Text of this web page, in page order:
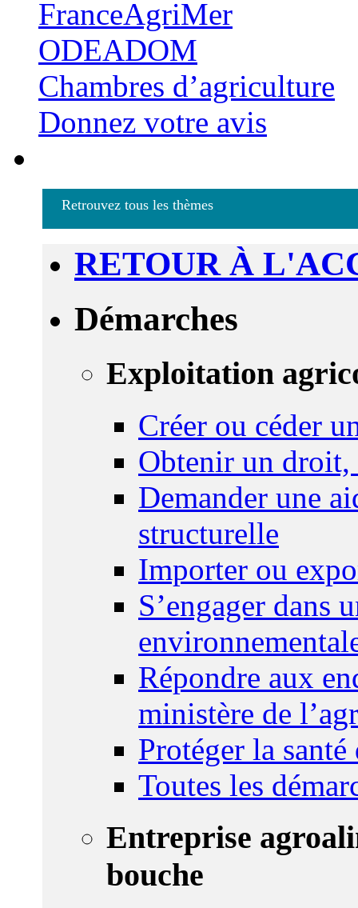
FranceAgriMer
ODEADOM
Chambres d’agriculture
Donnez votre avis
Retrouvez tous les thèmes
RETOUR À
Démarches
Exploitation
Créer ou céder
Obtenir un droit,
Demander une
structurelle
Importer ou
S’engager dans
Répondre aux
ministère de
Protéger la
Toutes les
Entreprise
bouche